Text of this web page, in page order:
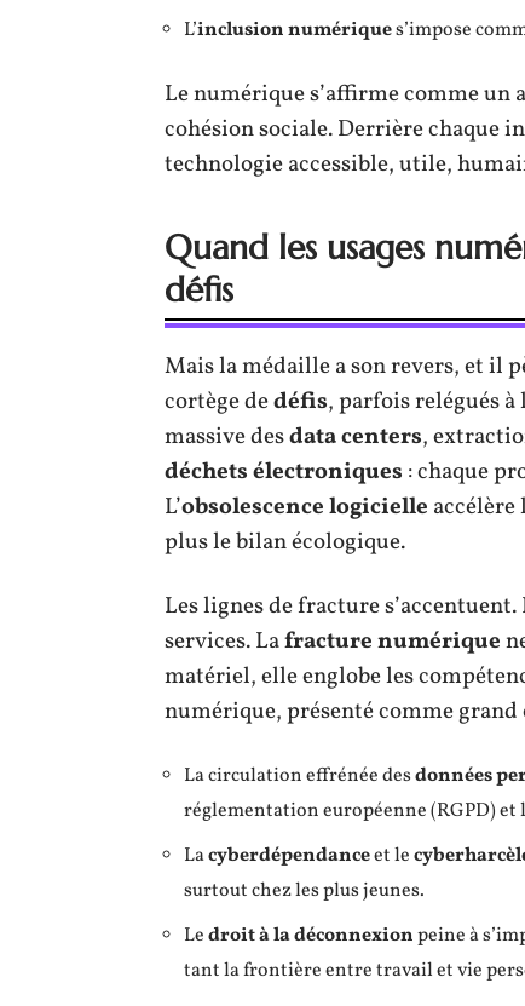
L’inclusion numériques’impose
Le numérique s’affirme comme un
cohésion sociale. Derrière chaque
technologie accessible, utile,
Quand les usages
défis
Mais la médaille a son revers, et il
cortège dedéfis, parfois relégués
massive desdata centers,
déchets électroniques : chaque
L’obsolescence logicielle
plus le bilan écologique.
Les lignes de fracture s’accentuent.
services. Lafracture numérique
matériel, elle englobe les
numérique, présenté comme
La circulation effrénée desdonnées
réglementation européenne (RGPD)
Lacyberdépendanceet le
surtout chez les plus jeunes.
Ledroit à la déconnexionpeine à
tant la frontière entre travail et vie